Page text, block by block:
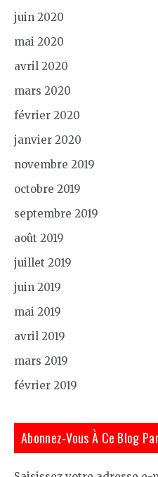
juin 2020
mai 2020
avril 2020
mars 2020
février 2020
janvier 2020
novembre 2019
octobre 2019
septembre 2019
août 2019
juillet 2019
juin 2019
mai 2019
avril 2019
mars 2019
février 2019
Abonnez-Vous À Ce Blog